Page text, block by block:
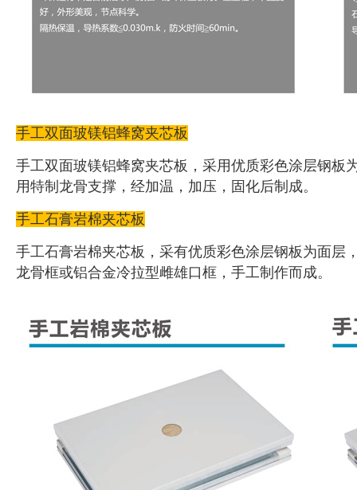
手工双面玻镁铝蜂窝夹芯板
手工双面玻镁铝蜂窝夹芯板，采用优质彩色涂层钢板
用特制龙骨支撑，经加温，加压，固化后制成。
手工石膏岩棉夹芯板
手工石膏岩棉夹芯板，采有优质彩色涂层钢板为面层
龙骨框或铝合金冷拉型雌雄口框，手工制作而成。